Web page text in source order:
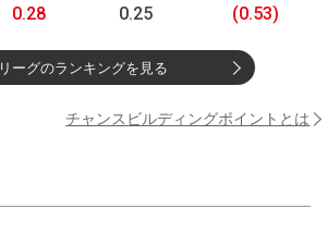
0.28 0.25 (0.53)
リーグのランキングを見る
チャンスビルディングポイントとは